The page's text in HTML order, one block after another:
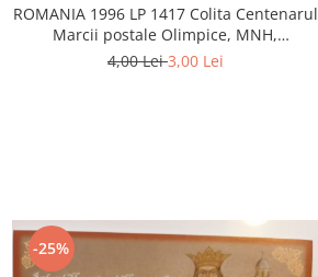
ROMANIA 1996 LP 1417 Colita Centenarul
Marcii postale Olimpice, MNH,
Nestampilat
4,00 Lei3,00 Lei
-25%